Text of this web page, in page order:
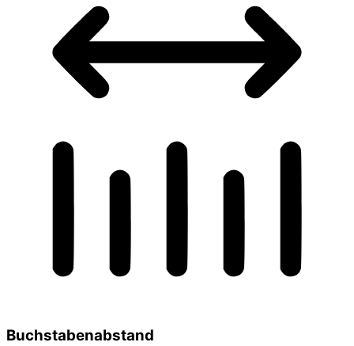
Buchstabenabstand